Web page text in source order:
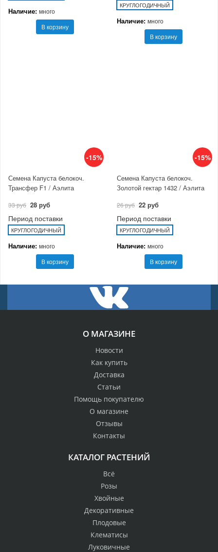
Наличие: много
В корзину
КРУГЛОГОДИЧНЫЙ
Наличие: много
В корзину
-15%
Семена Капуста белокоч.
Трансфер F1 / Аэлита
33 руб 28 руб
Период поставки
КРУГЛОГОДИЧНЫЙ
Наличие: много
В корзину
-15%
Семена Капуста белокоч.
Золотой гектар 1432 / Аэлита
26 руб 22 руб
Период поставки
КРУГЛОГОДИЧНЫЙ
Наличие: много
В корзину
О МАГАЗИНЕ
Новости
Как купить
Доставка
Статьи
Помощь покупателю
О магазине
Отзывы
Контакты
КАТАЛОГ РАСТЕНИЙ
Всё
Розы
Хвойные
Декоративные
Плодовые
Клематисы
Луковичные